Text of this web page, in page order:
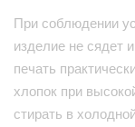
При соблюдении
изделие не сядет
печать
хлопок при
стирать в